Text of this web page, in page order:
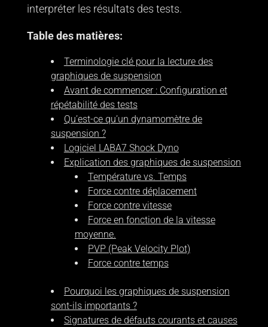
interpréter les résultats des tests.
Table des matières:
Terminologie clé pour la lecture des
graphiques de suspension
Avant de commencer : Configuration et
répétabilité des tests
Qu’est-ce qu’un dynamomètre de
suspension ?
Logiciel LABA7 Shock Dyno
Explication des graphiques de suspension
Température vs. Temps
Force contre déplacement
Force contre vitesse
Force en fonction de la vitesse
moyenne.
PVP (Peak Velocity Plot)
Force contre temps
Pourquoi les graphiques de suspension
sont-ils importants ?
Signatures de défauts courants et causes